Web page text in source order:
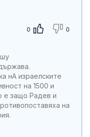
0 0
нА израелските
на 1500 и
е защо Радев и
на